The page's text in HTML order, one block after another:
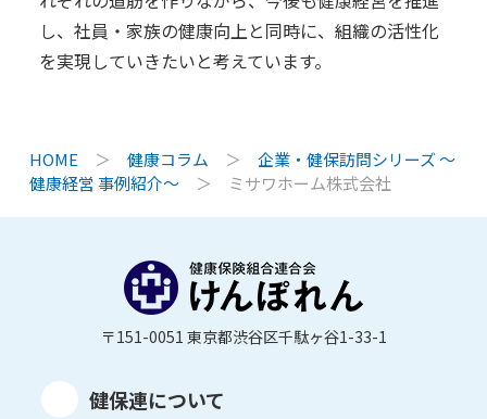
し、社員・家族の健康向上と同時に、組織の活性化
を実現していきたいと考えています。
HOME ＞ 健康コラム ＞ 企業・健保訪問シリーズ ～
健康経営 事例紹介～＞ ミサワホーム株式会社
〒151-0051 東京都渋谷区千駄ヶ谷1-33-1
健保連について